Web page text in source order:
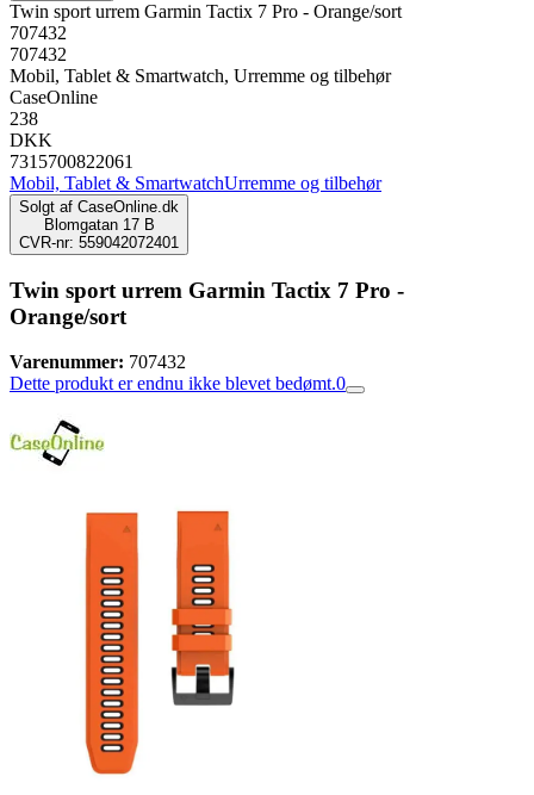
Twin sport urrem Garmin Tactix 7 Pro - Orange/sort
707432
707432
Mobil, Tablet & Smartwatch, Urremme og tilbehør
CaseOnline
238
DKK
7315700822061
Mobil, Tablet & SmartwatchUrremme og tilbehør
Solgt af CaseOnline.dk
Blomgatan 17 B
CVR-nr: 559042072401
Twin sport urrem Garmin Tactix 7 Pro -
Orange/sort
Varenummer: 707432
Dette produkt er endnu ikke blevet bedømt.0